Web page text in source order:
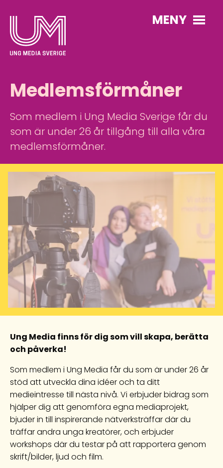
MENY
Medlemsförmåner
Som medlem i Ung Media Sverige får du
som är under 26 år tillgång till alla våra
medlemsförmåner.
Ung Media finns för dig som vill skapa, berätta
och påverka!
Som medlem i Ung Media får du som är under 26 år
stöd att utveckla dina idéer och ta ditt
medieintresse till nästa nivå. Vi erbjuder bidrag som
hjälper dig att genomföra egna mediaprojekt,
bjuder in till inspirerande nätverksträffar där du
träffar andra unga kreatörer, och erbjuder
workshops där du testar på att rapportera genom
skrift/bilder, ljud och film.